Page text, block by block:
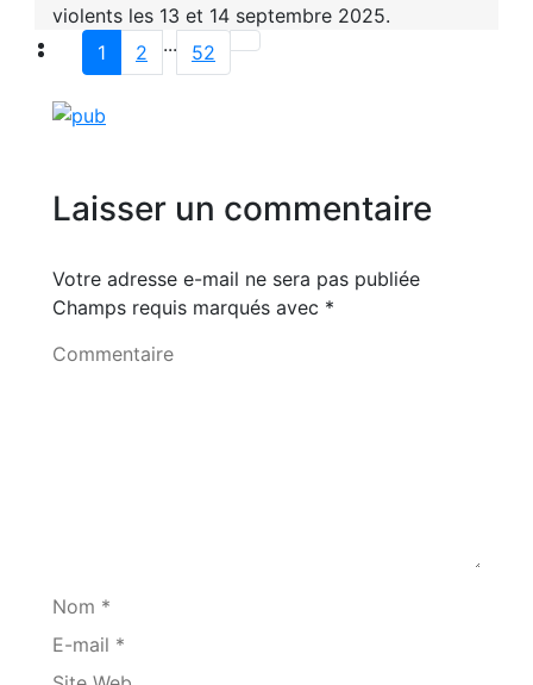
violents les 13 et 14 septembre 2025.
1
2 ... 52
Laisser un commentaire
Votre adresse e-mail ne sera pas publiée
Champs requis marqués avec *
Commentaire
Nom *
E-mail *